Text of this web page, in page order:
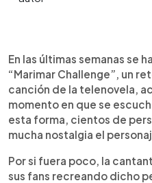
► Escuchar artículo
En las últimas semanas se
“Marimar Challenge”, un
canción de la telenovela,
momento en que se
esta forma, cientos de
mucha nostalgia el
Por si fuera poco, la
sus fans recreando dicho